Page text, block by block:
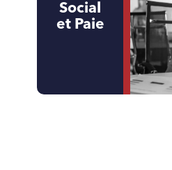
Social
et Paie